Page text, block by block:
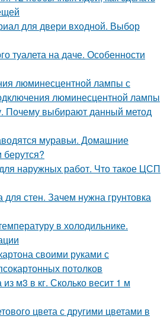
для двери входной. Выбор
туалета на даче. Особенности
люминесцентной лампы с
люминесцентной лампы
Почему выбирают данный метод
муравьи. Домашние
берутся?
наружных работ. Что такое ЦСП
для стен. Зачем нужна грунтовка
в холодильнике.
своими руками с
потолков
м3 в кг. Сколько весит 1 м
цвета с другими цветами в